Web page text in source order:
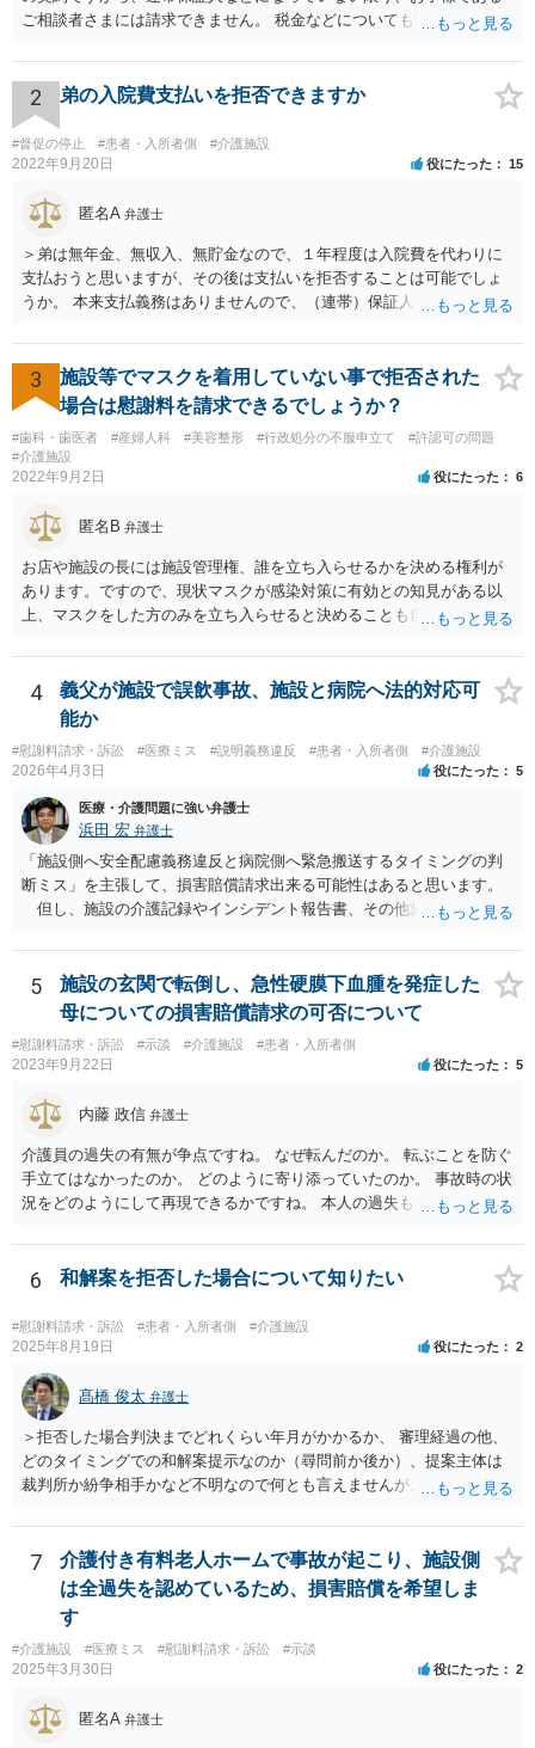
ご相談者さまには請求できません。 税金などについても滞納している
護受給の際に扶養できないかという連絡が役所から来ますが、できな
い旨回答すればそれまでです。 相続が開始した場合については先述の
通りです。 民法上の扶養義務はご相談者さまがお考えのほど強いもの
ではありません。 あくまでも、余力の範囲で認められるものです。 親
の介護は子供がみるという民法の条文はありません。 また、親に対す
まれてすぐ両親が離婚し、その後会っていなかったという事情も、扶
養義務の順位を下げる一つの理由になります。
2 弟の入院費支払いを拒否できますか
#督促の停止 #患者・入所者側 #介護施設
2022年9月20日 役にたった 15
匿名A 弁護士
＞弟は無年金、無収入、無貯金なので、１年程度は入院費を代わりに
支払おうと思いますが、その後は支払いを拒否することは可能でしょ
うか。 本来支払義務はありませんので、（連帯）保証人などにならな
3
施設等でマスクを着用していない事で拒否された
場合は慰謝料を請求できるでしょうか？
#歯科・歯医者 #産婦人科 #美容整形 #行政処分の不服申立て
#許認可の問題
#介護施設
2022年9月2日 役にたった 6
匿名B 弁護士
お店や施設の長には施設管理権、誰を立ち入らせるかを決める権利が
あります。ですので、現状マスクが感染対策に有効との知見がある以
上、マスクをした方のみを立ち入らせると決めることも自由であり、
など公益的な側面のある業種ですと、公衆浴場法など各種業法で定め
られた理由以外での利用拒否は禁止されていますし、公の施設でもマ
スクなしだけでの利用拒否は問題となりえますが、民間のお店に対し
ては慰謝料の請求は認められないと考えられます。
4
義父が施設で誤飲事故、施設と病院へ法的対応可
能か
#慰謝料請求・訴訟 #医療ミス #説明義務違反 #患者・入所者側 #介護施設
2026年4月3日 役にたった 5
医療・介護問題に強い弁護士
浜田 宏 弁護士
「施設側へ安全配慮義務違反と病院側へ緊急搬送するタイミングの判
断ミス」を主張して、損害賠償請求出来る可能性はあると思います。
但し、施設の介護記録やインシデント報告書、その他施設内で作成
れているのであれば消防の記録等を調査してみなければ、裁判で勝て
る可能性があるかどうかまでは判断できません。これはどの介護事
故・医療事故でも同様です。 一度弁護士にご相談の上、まずは調査
事件として依頼された方が良いと思います。
5
施設の玄関で転倒し、急性硬膜下血腫を発症した
母についての損害賠償請求の可否について
#慰謝料請求・訴訟 #示談 #介護施設 #患者・入所者側
2023年9月22日 役にたった 5
内藤 政信 弁護士
介護員の過失の有無が争点ですね。 なぜ転んだのか。 転ぶことを防ぐ
手立てはなかったのか。 どのように寄り添っていたのか。 事故時の状
況をどのようにして再現できるかですね。 本人の過失も多分に影響す
6 和解案を拒否した場合について知りたい
#慰謝料請求・訴訟 #患者・入所者側 #介護施設
2025年8月19日 役にたった 2
髙橋 俊太 弁護士
＞拒否した場合判決までどれくらい年月がかかるか、 審理経過の他、
どのタイミングでの和解案提示なのか（尋問前か後か）、提案主体は
裁判所か紛争相手かなど不明なので何とも言えませんが、通常は、結
がる可能性が高いか、 原告の主張立証により（一部）勝訴の心証を裁
判官が抱いており、その上での裁判所案であれば、下がる可能性は必
ずしも高くはないと思います。 ＞またこの段階で弁護士を変えること
は可能か 可能ではありますが、実益があるかどうかについては十分に
検討した方がよいでしょう。
7
介護付き有料老人ホームで事故が起こり、施設側
は全過失を認めているため、損害賠償を希望しま
す
#介護施設 #医療ミス #慰謝料請求・訴訟 #示談
2025年3月30日 役にたった 2
匿名A 弁護士